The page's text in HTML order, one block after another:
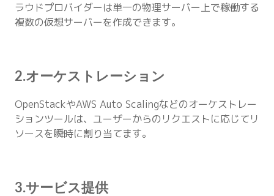
ラウドプロバイダーは単一の物理サーバー上で稼働する
複数の仮想サーバーを作成できます。
2.オーケストレーション
OpenStackやAWS Auto Scalingなどのオーケストレー
ションツールは、ユーザーからのリクエストに応じてリ
ソースを瞬時に割り当てます。
3.サービス提供